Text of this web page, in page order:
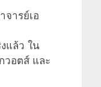
จารย์เอ
แล้ว ใน
วอตส์ และ